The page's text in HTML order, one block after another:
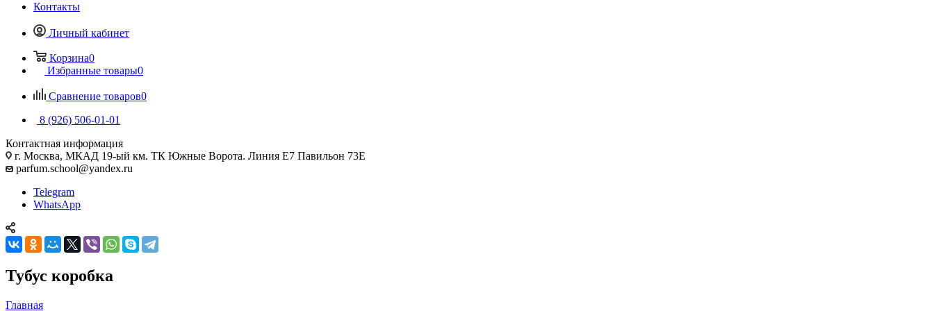
Контакты
Личный кабинет
Корзина0
Избранные товары0
Сравнение товаров0
8 (926) 506-01-01
Контактная информация
г. Москва, МКАД 19-ый км. ТК Южные Ворота. Линия Е7 Павильон 73Е
parfum.school@yandex.ru
Telegram
WhatsApp
Тубус коробка
Главная